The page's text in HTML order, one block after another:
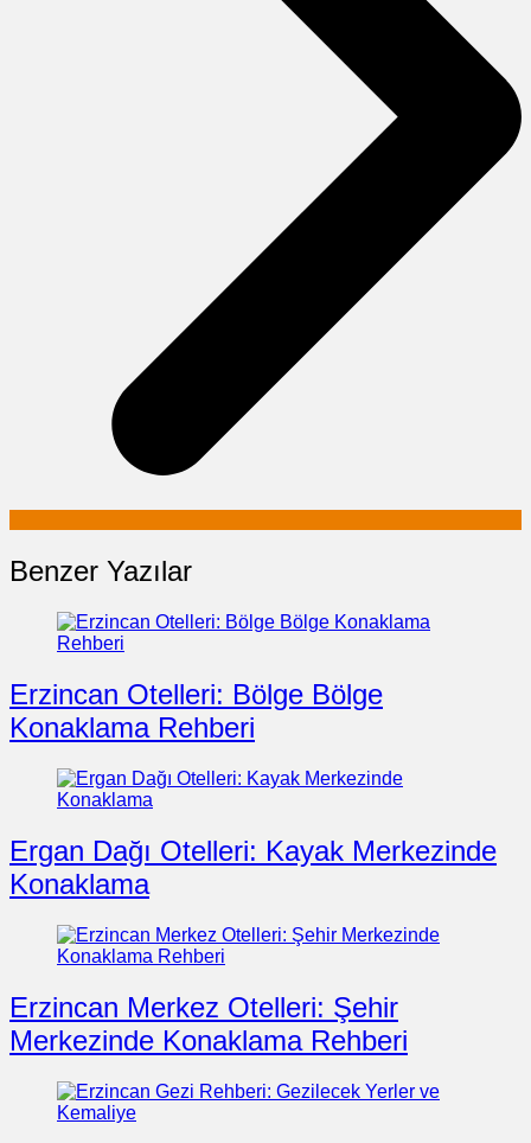
Benzer Yazılar
Erzincan Otelleri: Bölge Bölge
Konaklama Rehberi
Ergan Dağı Otelleri: Kayak Merkezinde
Konaklama
Erzincan Merkez Otelleri: Şehir
Merkezinde Konaklama Rehberi